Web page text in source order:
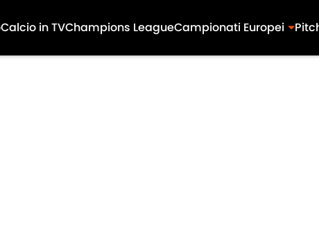
Calcio in TVChampions LeagueCampionati Europei